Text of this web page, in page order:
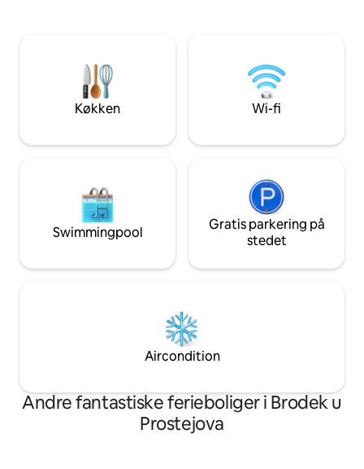
arbejdsområde. Højt til loftet,
egetræsgulve og
mørklægningsgardiner. Ideel til
enkeltpersoner eller par, med
transport.
Torvet 500 m.
busstation 1 km -
offentlig
foran huset.
Køkken Wi-fi
Swimmingpool
Gratis parkering på
stedet
Aircondition
Andre fantastiske ferieboliger i Brodek u
Prostejova